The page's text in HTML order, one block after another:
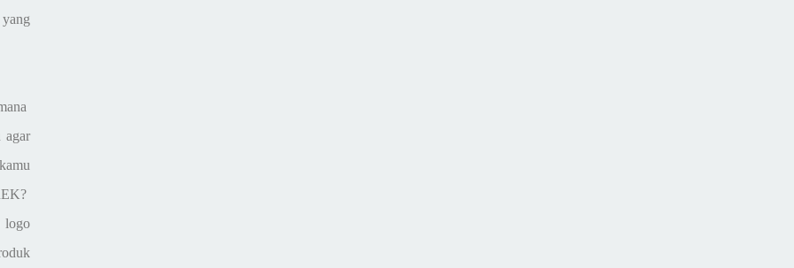
agar
logo